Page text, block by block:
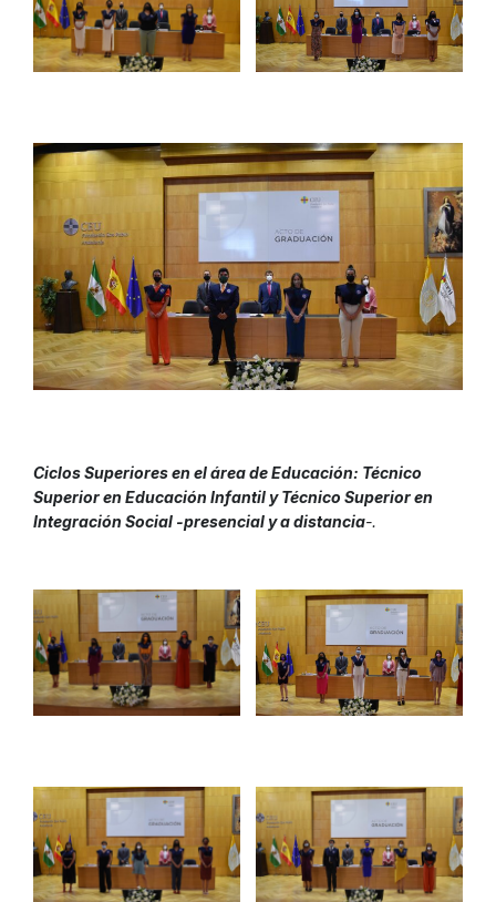
Ciclos Superiores en el área de Educación: Técnico
Superior en Educación Infantil y Técnico Superior en
Integración Social -presencial y a distancia-.